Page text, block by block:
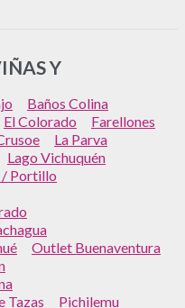
Y
Baños Colina
El Colorado
Farellones
La Parva
Lago Vichuquén
/ Portillo
Outlet Buenaventura
Tazas
Pichilemu